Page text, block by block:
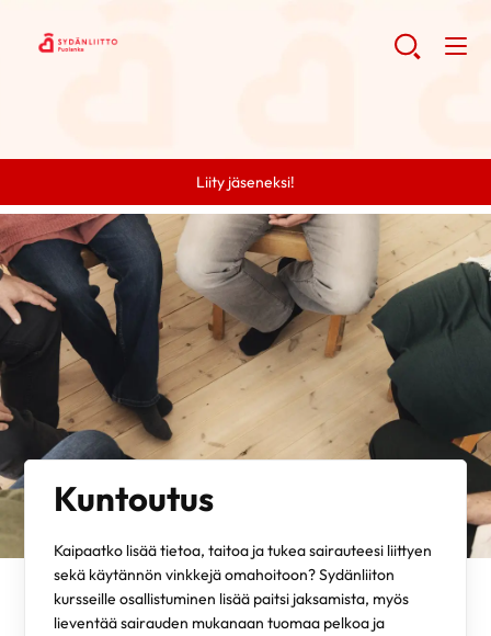
Liity jäseneksi!
Kuntoutus
Kaipaatko lisää tietoa, taitoa ja tukea sairauteesi liittyen
sekä käytännön vinkkejä omahoitoon? Sydänliiton
kursseille osallistuminen lisää paitsi jaksamista, myös
lieventää sairauden mukanaan tuomaa pelkoa ja